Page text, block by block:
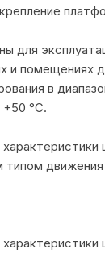
для
и помещениях
в
°С.
характеристики
типом движения
характеристики